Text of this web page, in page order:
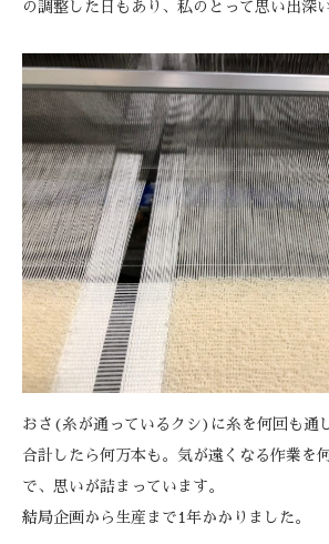
の調整した日もあり、私のとって思い出深
おさ(糸が通っているクシ)に糸を何回も通
合計したら何万本も。気が遠くなる作業を
で、思いが詰まっています。
結局企画から生産まで1年かかりました。